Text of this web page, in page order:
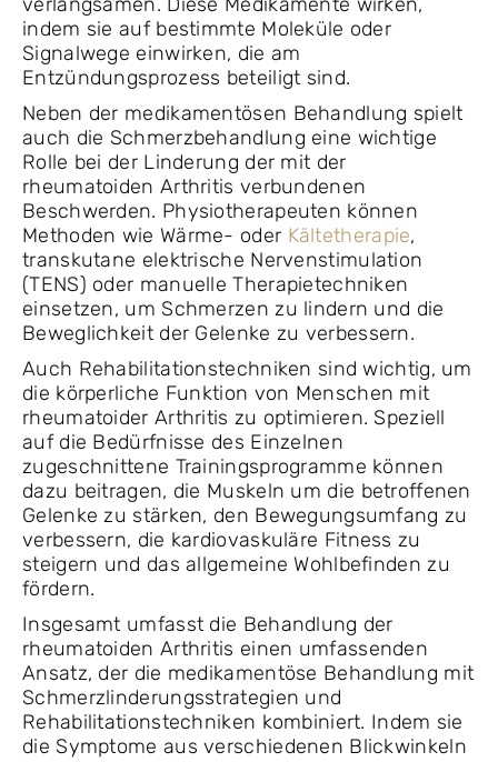
indem sie auf bestimmte Moleküle oder
Signalwege einwirken, die am
Entzündungsprozess beteiligt sind.
Neben der medikamentösen Behandlung spielt
auch die Schmerzbehandlung eine wichtige
Rolle bei der Linderung der mit der
rheumatoiden Arthritis verbundenen
Beschwerden. Physiotherapeuten können
Methoden wie Wärme- oder Kältetherapie,
transkutane elektrische Nervenstimulation
(TENS) oder manuelle Therapietechniken
einsetzen, um Schmerzen zu lindern und die
Beweglichkeit der Gelenke zu verbessern.
Auch Rehabilitationstechniken sind wichtig, um
die körperliche Funktion von Menschen mit
rheumatoider Arthritis zu optimieren. Speziell
auf die Bedürfnisse des Einzelnen
zugeschnittene Trainingsprogramme können
dazu beitragen, die Muskeln um die betroffenen
Gelenke zu stärken, den Bewegungsumfang zu
verbessern, die kardiovaskuläre Fitness zu
steigern und das allgemeine Wohlbefinden zu
fördern.
Insgesamt umfasst die Behandlung der
rheumatoiden Arthritis einen umfassenden
Ansatz, der die medikamentöse Behandlung mit
Schmerzlinderungsstrategien und
Rehabilitationstechniken kombiniert. Indem sie
die Symptome aus verschiedenen Blickwinkeln